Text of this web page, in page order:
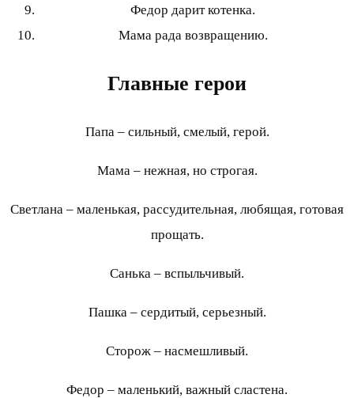
Федор дарит котенка.
Мама рада возвращению.
Главные герои
Папа – сильный, смелый, герой.
Мама – нежная, но строгая.
Светлана – маленькая, рассудительная, любящая, готовая
прощать.
Санька – вспыльчивый.
Пашка – сердитый, серьезный.
Сторож – насмешливый.
Федор – маленький, важный сластена.